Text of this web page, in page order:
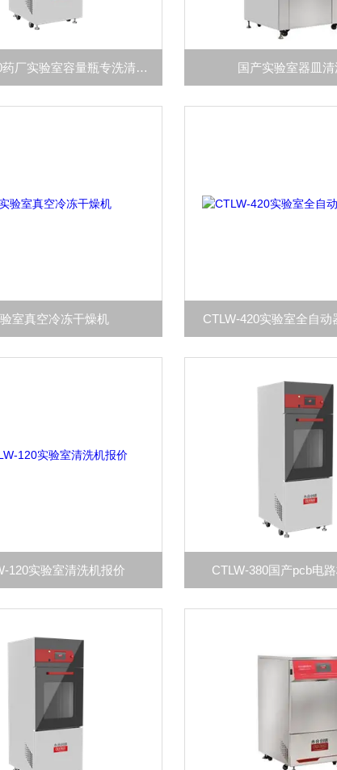
CTLW-280药厂实验室容量瓶专洗清洗机280L 国产实验室器皿
室真空冷冻干燥机 CTLW-420实验室全自动
120实验室清洗机报价 CTLW-380国产pcb电